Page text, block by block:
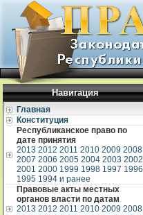
Навигация
Главная
Конституция
Республиканское право по
дате принятия
2013 2012 2011 2010 2009 2008
2007 2006 2005 2004 2003 2002
2001 2000 1999 1998 1997 1996
1995 1994 и ранее
Правовые акты местных
органов власти по датам
2013 2012 2011 2010 2009 2008